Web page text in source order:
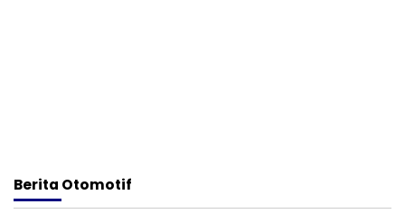
Berita Otomotif